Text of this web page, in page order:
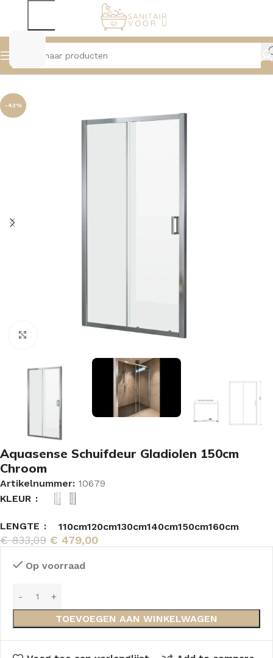
Home Douche Douchedeuren
-43%
Aquasense Schuifdeur Gladiolen 150cm
Chroom
Artikelnummer: 10679
KLEUR
LENGTE 110cm120cm130cm140cm150cm160cm
€833,09 € 479,00
Op voorraad
TOEVOEGEN AAN WINKELWAGEN